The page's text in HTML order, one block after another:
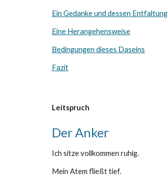
Ein Gedanke und dessen Entfaltung
Eine Herangehensweise
Bedingungen dieses Daseins
Fazit
Leitspruch
Der Anker
Ich sitze vollkommen ruhig.
Mein Atem fließt tief.